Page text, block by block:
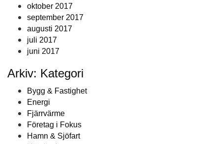
oktober 2017
september 2017
augusti 2017
juli 2017
juni 2017
Arkiv: Kategori
Bygg & Fastighet
Energi
Fjärrvärme
Företag i Fokus
Hamn & Sjöfart